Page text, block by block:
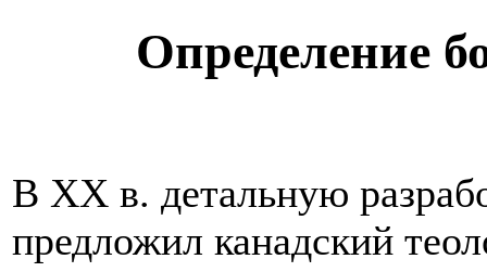
Определение
В ХХ в. детальную
предложил канадский